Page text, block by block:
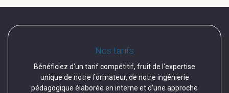
Nos tarifs
Bénéficiez d'un tarif compétitif, fruit de l'expertise
unique de notre formateur, de notre ingénierie
pédagogique élaborée en interne et d'une approche